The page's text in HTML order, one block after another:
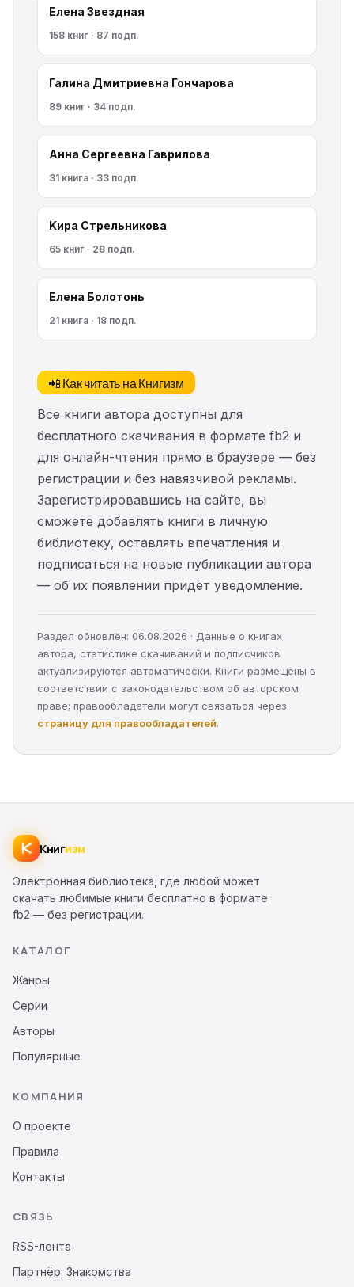
Елена Звездная
158 книг · 87 подп.
Галина Дмитриевна Гончарова
89 книг · 34 подп.
Анна Сергеевна Гаврилова
31 книга · 33 подп.
Kирa Cтрeльникoва
65 книг · 28 подп.
Елена Болотонь
21 книга · 18 подп.
📲 Как читать на Книгизм
Все книги автора доступны для
бесплатного скачивания в формате fb2 и
для онлайн-чтения прямо в браузере — без
регистрации и без навязчивой рекламы.
Зарегистрировавшись на сайте, вы
сможете добавлять книги в личную
библиотеку, оставлять впечатления и
подписаться на новые публикации автора
— об их появлении придёт уведомление.
Раздел обновлён: 06.08.2026 · Данные о книгах
автора, статистике скачиваний и подписчиков
актуализируются автоматически. Книги размещены в
соответствии с законодательством об авторском
праве; правообладатели могут связаться через
страницу для правообладателей.
Книгизм
Электронная библиотека, где любой может
скачать любимые книги бесплатно в формате
fb2 — без регистрации.
КАТАЛОГ
Жанры
Серии
Авторы
Популярные
КОМПАНИЯ
О проекте
Правила
Контакты
СВЯЗЬ
RSS-лента
Партнёр: Знакомства